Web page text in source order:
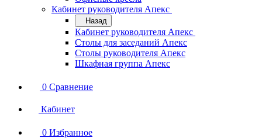
Кабинет руководителя Апекс
Назад
Кабинет руководителя Апекс
Столы для заседаний Апекс
Столы руководителя Апекс
Шкафная группа Апекс
0 Сравнение
Кабинет
0 Избранное